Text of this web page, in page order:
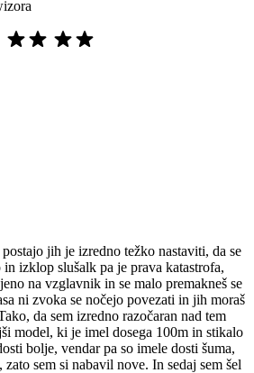
jih je izredno težko nastaviti, da se
izklop slušalk pa je prava katastrofa,
na vzglavnik in se malo premakneš se
ni zvoka se nočejo povezati in jih moraš
da sem izredno razočaran nad tem
model, ki je imel dosega 100m in stikalo
bolje, vendar pa so imele dosti šuma,
sem si nabavil nove. In sedaj sem šel